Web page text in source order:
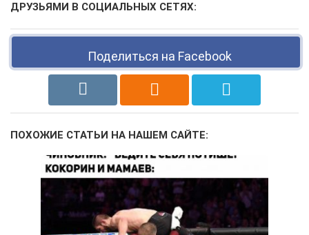
ДРУЗЬЯМИ В СОЦИАЛЬНЫХ СЕТЯХ:
Поделиться на Facebook
ПОХОЖИЕ СТАТЬИ НА НАШЕМ САЙТЕ: